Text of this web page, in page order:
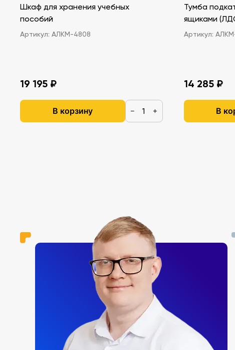
Шкаф для хранения учебных
пособий
Артикул: АЛКМ-4808
19 195 ₽
В корзину − +
Тумба
Артикул:
14 285 ₽
В